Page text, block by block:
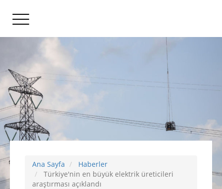
Ana Sayfa
Haberler
Türkiye'nin en büyük elektrik üreticileri
araştırması açıklandı